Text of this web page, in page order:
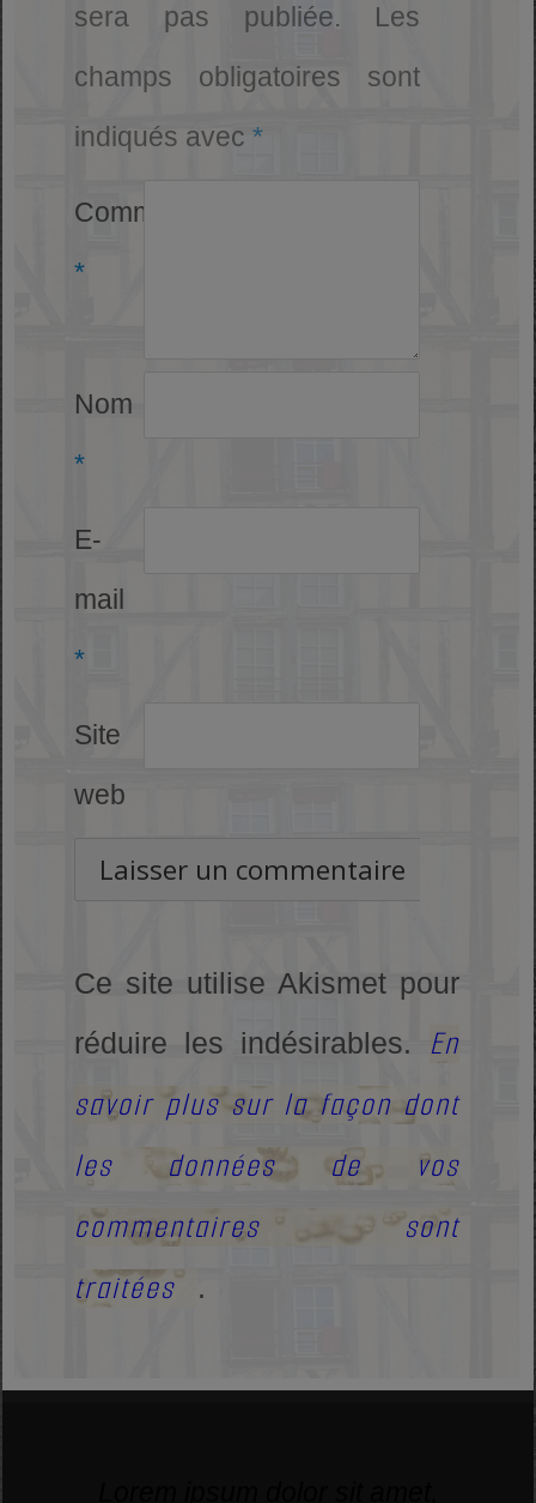
sera pas publiée.
Les
champs obligatoires sont
indiqués avec*
Commentaire
*
Nom
*
E-
mail
*
Site
web
Ce site utilise Akismet pour
réduire les indésirables. En
savoir plus sur la façon dont
les données de vos
commentaires sont
traitées
.